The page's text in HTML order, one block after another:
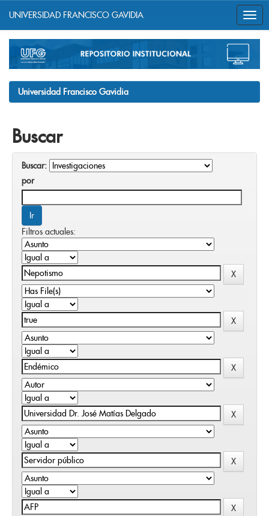
navigation
UNIVERSIDAD FRANCISCO GAVIDIA
Universidad Francisco Gavidia
Buscar
Buscar:
por
Filtros actuales: